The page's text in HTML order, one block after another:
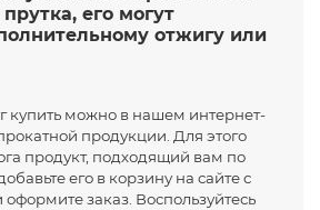
его могут
отжигу или
купить можно в нашем интернет-
продукции. Для этого
продукт, подходящий вам по
его в корзину на сайте с
заказ. Воспользуйтесь